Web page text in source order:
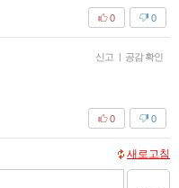
0
0
신고 공감 확인
0
0
새로고침